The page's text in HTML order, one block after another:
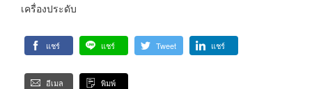
เครื่องประดับ
แชร์ แชร์ Tweet แชร์
อีเมล พิมพ์